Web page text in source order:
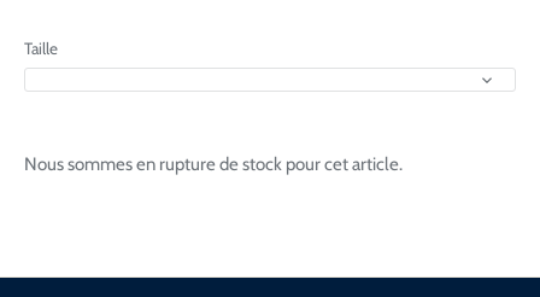
Taille
Nous sommes en rupture de stock pour cet article.